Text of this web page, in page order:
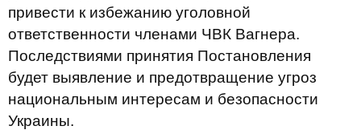
привести к избежанию уголовной
ответственности членами ЧВК Вагнера.
Последствиями принятия Постановления
будет выявление и предотвращение угроз
национальным интересам и безопасности
Украины.